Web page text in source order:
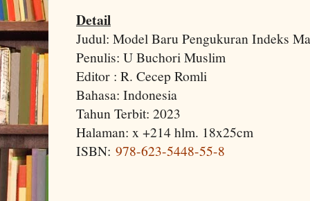
Detail
Judul: Model Baru Pengukuran Indeks
Penulis: U Buchori Muslim
Editor : R. Cecep Romli
Bahasa: Indonesia
Tahun Terbit: 2023
Halaman: x +214 hlm. 18x25cm
ISBN: 978-623-5448-55-8